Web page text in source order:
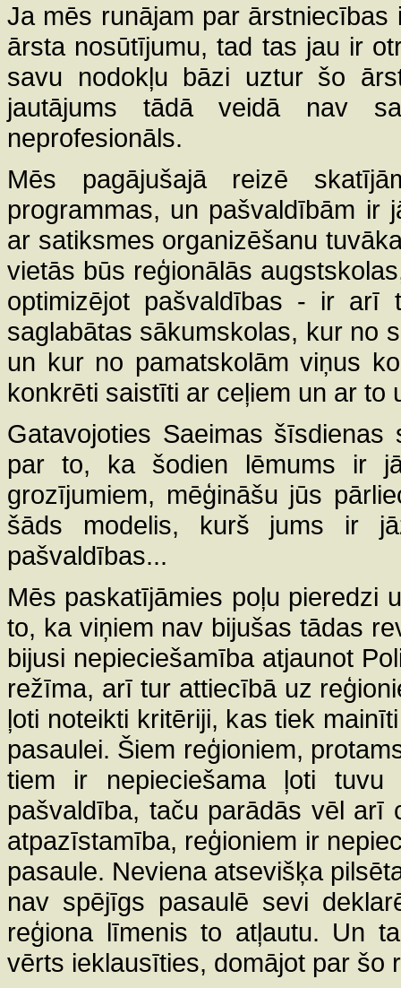
Ja mēs runājam par
ārsta nosūtījumu, tad tas jau ir
savu nodokļu bāzi uztur šo
jautājums tādā veidā nav
neprofesionāls.
Mēs pagājušajā reizē
programmas, un pašvaldībām ir
ar satiksmes organizēšanu
vietās būs reģionālās
optimizējot pašvaldības - ir arī
saglabātas sākumskolas, kur no
un kur no pamatskolām viņus
konkrēti saistīti ar ceļiem un ar to
Gatavojoties Saeimas
par to, ka šodien lēmums ir
grozījumiem, mēģināšu jūs
šāds modelis, kurš jums ir
pašvaldības...
Mēs paskatījāmies poļu pieredzi
to, ka viņiem nav bijušas tādas
bijusi nepieciešamība atjaunot
režīma, arī tur attiecībā uz
ļoti noteikti kritēriji, kas tiek
pasaulei. Šiem reģioniem,
tiem ir nepieciešama ļoti tuvu
pašvaldība, taču parādās vēl arī
atpazīstamība, reģioniem ir
pasaule. Neviena atsevišķa
nav spējīgs pasaulē sevi
reģiona līmenis to atļautu. Un
vērts ieklausīties, domājot par šo